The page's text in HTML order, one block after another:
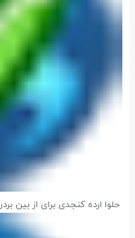
حلوا ارده کنجدی برای از بین